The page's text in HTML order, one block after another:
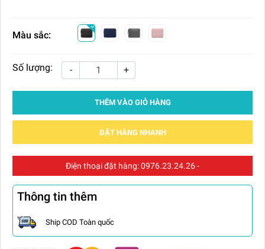
Màu sắc:
Số lượng: - +
THÊM VÀO GIỎ HÀNG
ĐẶT HÀNG NHANH
Điện thoại đặt hàng:0976.23.24.26-
Thông tin thêm
Ship COD Toàn quốc